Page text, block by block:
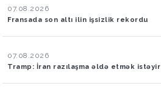
07.08.2026
Fransada son altı ilin işsizlik rekordu
07.08.2026
Tramp: İran razılaşma əldə etmək istəyir